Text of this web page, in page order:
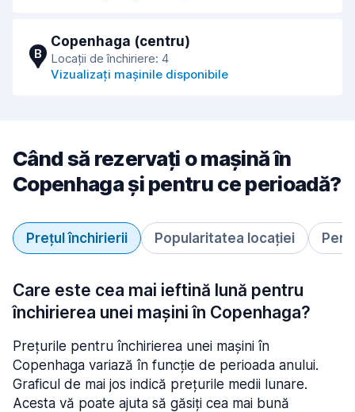
B
Copenhaga (centru)
Locații de închiriere: 4
Vizualizați mașinile disponibile
Când să rezervați o mașină în
Copenhaga și pentru ce perioadă?
Prețul închirierii Popularitatea locației
Care este cea mai ieftină lună pentru
închirierea unei mașini în Copenhaga?
Prețurile pentru închirierea unei mașini în
Copenhaga variază în funcție de perioada anului.
Graficul de mai jos indică prețurile medii lunare.
Acesta vă poate ajuta să găsiți cea mai bună